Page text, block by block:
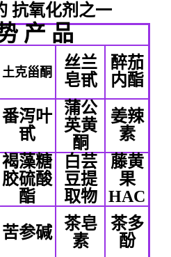
抗氧化剂之一
产 品
土克甾酮
丝兰
皂甙
醉茄
内酯
番泻叶
甙
蒲公
英黄
酮
姜辣
素
褐藻糖
胶硫酸
酯
白芸
豆提
取物
藤黄
果
HAC
苦参碱
茶皂
素
茶多
酚